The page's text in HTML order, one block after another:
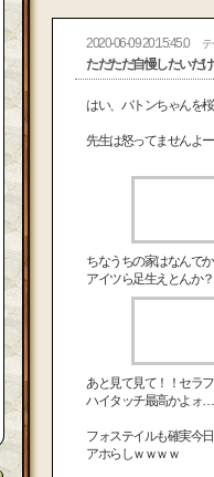
2020-06-09 20:15:45.0 テ
ただただ自慢したいだけ
はい、バトンちゃんを
先生は怒ってませんよ
ちなうちの家はなんで
アイツら足生えとんか
あと見て見て！！セラ
ハイタッチ最高かよォ…
フォステイルも確実今
アホらしｗｗｗｗ